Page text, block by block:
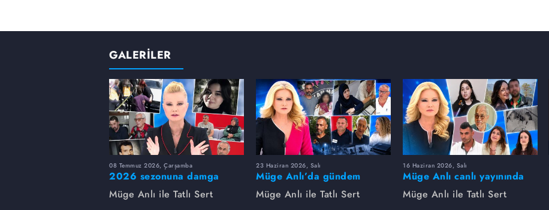
GALERİLER
08 Temmuz 2026, Çarşamba
2026 sezonuna damga
vuran 5 Müge Anlı
dosyası...
Müge Anlı ile Tatlı Sert
23 Haziran 2026, Salı
Müge Anlı’da gündem
sarsıldı! Kayıp dosyaları ve
aile ihanetleri herkesi şoke
Müge Anlı ile Tatlı Sert
16 Haziran 2026, Salı
Müge Anlı canlı yayınında
dikkat çeken gelişmeler
yaşandı. Kayıp,
Müge Anlı ile Tatlı Sert